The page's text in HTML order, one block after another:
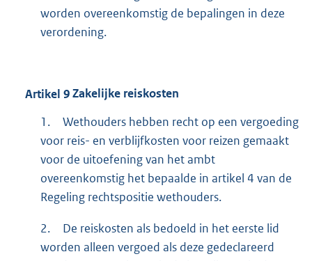
worden overeenkomstig de bepalingen in deze
verordening.
Artikel 9Zakelijke reiskosten
1.
Wethouders hebben recht op een vergoeding
voor reis- en verblijfkosten voor reizen gemaakt
voor de uitoefening van het ambt
overeenkomstig het bepaalde in artikel 4 van de
Regeling rechtspositie wethouders.
2.
De reiskosten als bedoeld in het eerste lid
worden alleen vergoed als deze gedeclareerd